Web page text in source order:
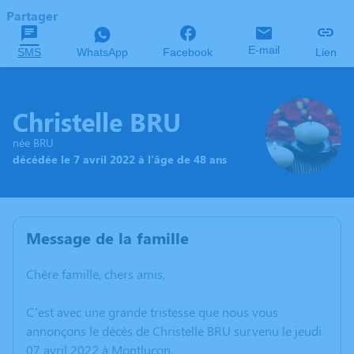
Partager
SMS WhatsApp Facebook E-mail Lien
Christelle BRU
née BRU
décédée le 7 avril 2022 à l'âge de 48 ans
Message de la famille
Chère famille, chers amis,
C’est avec une grande tristesse que nous vous
annonçons le décès de Christelle BRU survenu le jeudi
07 avril 2022 à Montluçon.